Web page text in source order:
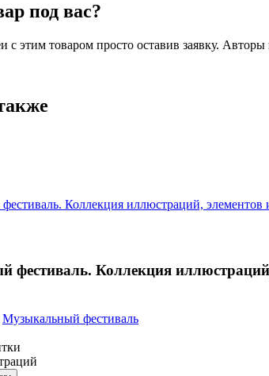
под вас?
с этим товаром просто оставив заявку.
фестиваль. Коллекция
Музыкальный фестиваль